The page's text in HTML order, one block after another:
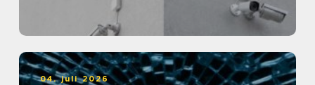
04. juli 2026